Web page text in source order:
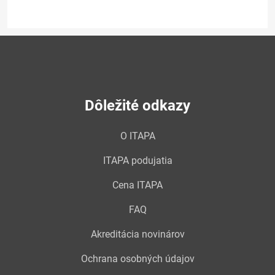
Dôležité odkazy
O ITAPA
ITAPA podujatia
Cena ITAPA
FAQ
Akreditácia novinárov
Ochrana osobných údajov